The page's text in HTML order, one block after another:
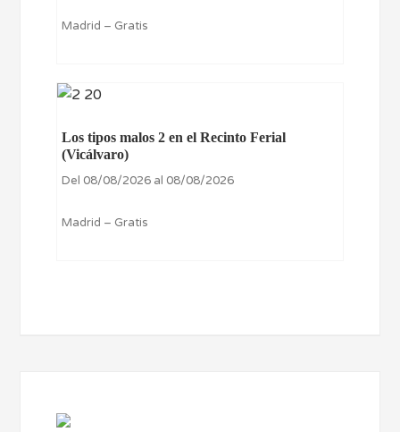
Madrid – Gratis
Los tipos malos 2 en el Recinto Ferial
(Vicálvaro)
Del 08/08/2026 al 08/08/2026
Madrid – Gratis